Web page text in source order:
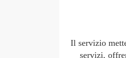
Il servizio
servizi,